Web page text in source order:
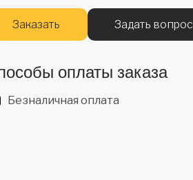
Заказать Задать вопрос
оплаты заказа
Безналичная оплата